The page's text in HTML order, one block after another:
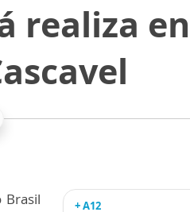
realiza
Brasil
+ A12